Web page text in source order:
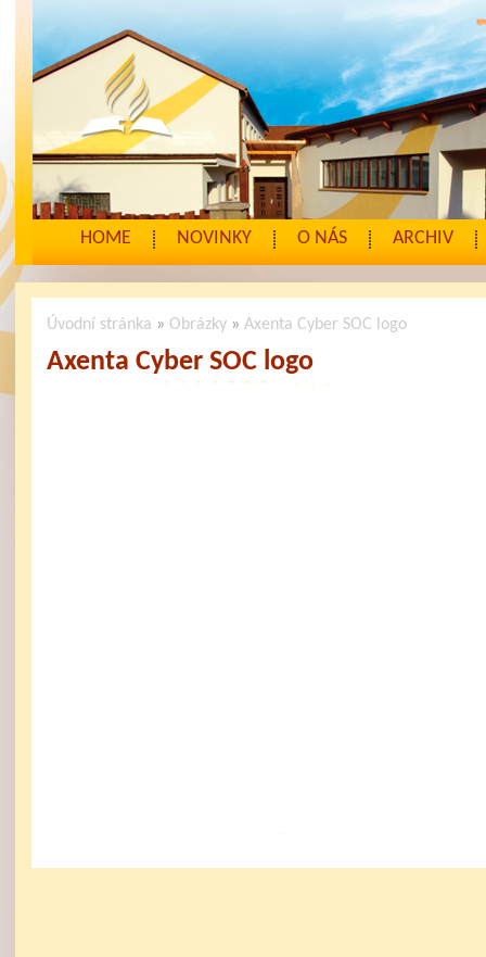
HOME NOVINKY O NÁS ARCHIV
Úvodní stránka » Obrázky »Axenta Cyber SOC logo
Axenta Cyber SOC logo